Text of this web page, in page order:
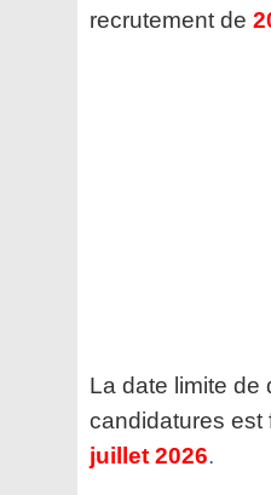
recrutement de
La date limite de
candidatures est
juillet 2026.